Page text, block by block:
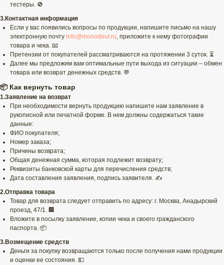
тестеры. 🚫
3.Контактная информация
Если у вас появились вопросы по продукции, напишите письмо на нашу
электронную почту info@monodeur.ru, приложите к нему фотографии
товара и чека. 📧
Претензии от покупателей рассматриваются на протяжении 3 суток. ⏳
Далее мы предложим вам оптимальные пути выхода из ситуации – обмен
товара или возврат денежных средств. 💬
📦 Как вернуть товар
1.Заявление на возврат
При необходимости вернуть продукцию напишите нам заявление в
рукописной или печатной форме. В нем должны содержаться такие
данные:
ФИО покупателя;
Номер заказа;
Причины возврата;
Общая денежная сумма, которая подлежит возврату;
Реквизиты банковской карты для перечисления средств;
Дата составления заявления, подпись заявителя. ✍️
2.Отправка товара
Товар для возврата следует отправить по адресу: г. Москва, Анадырский
проезд, 47/1. 🏢
Вложите в посылку заявление, копии чека и своего гражданского
паспорта. 📦
3.Возмещение средств
Деньги за покупку возвращаются только после получения нами продукции
и оценки ее состояния. 💵